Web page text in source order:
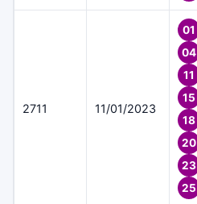
2711 11/01/2023
01
04
11
15
18
20
23
25